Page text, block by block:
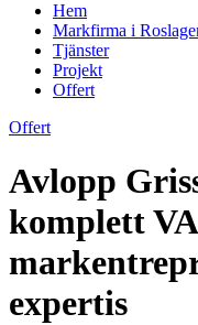
Hem
Markfirma i
Tjänster
Projekt
Offert
Offert
Avlopp
komplett
expertis